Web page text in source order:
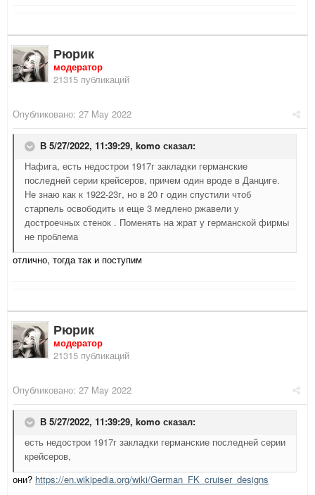
Рюрик
модератор
21315 публикаций
Опубликовано: 27 May 2022
В 5/27/2022, 11:39:29, komo сказал:
Нафига, есть недострои 1917г закладки германские
последней серии крейсеров, причем один вроде в Данциге.
Не знаю как к 1922-23г, но в 20 г один спустили чтоб
старпель освободить и еще 3 медлено ржавели у
достроечных стенок . Поменять на жрат у германской фирмы
не проблема
отлично, тогда так и поступим
Рюрик
модератор
21315 публикаций
Опубликовано: 27 May 2022
В 5/27/2022, 11:39:29, komo сказал:
есть недострои 1917г закладки германские последней серии
крейсеров,
они? https://en.wikipedia.org/wiki/German_FK_cruiser_designs